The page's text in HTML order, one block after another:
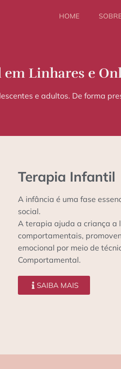
HOME
em Linhares e
e adultos. De forma
Terapia Infantil
A infância é uma fase
social.
A terapia ajuda a criança a
comportamentais,
emocional por meio de
Comportamental.
SAIBA MAIS